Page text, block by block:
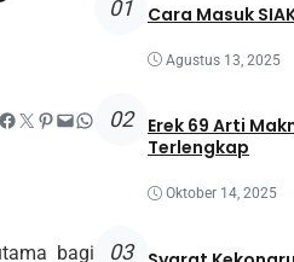
Twitter Pinterest Mail WhatsApp
bagi
01 Cara Masuk
Agustus 13, 2025
02
Erek 69 Arti
Terlengkap
Oktober 14, 2025
03